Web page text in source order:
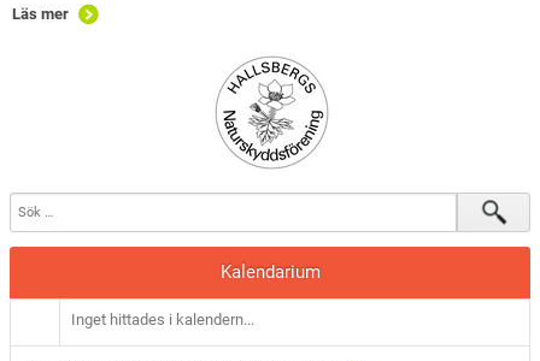
Läs mer
Kalendarium
Inget hittades i kalendern...